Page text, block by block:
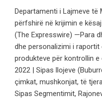
Departamenti i Lajmeve të
përfshirë në krijimin e
(The Expresswire) —Para
dhe personalizimi i raportit
produkteve për kontrollin e
2022 | Sipas llojeve
çimkat, mushkonjat, të
Sipas Segmentimit,